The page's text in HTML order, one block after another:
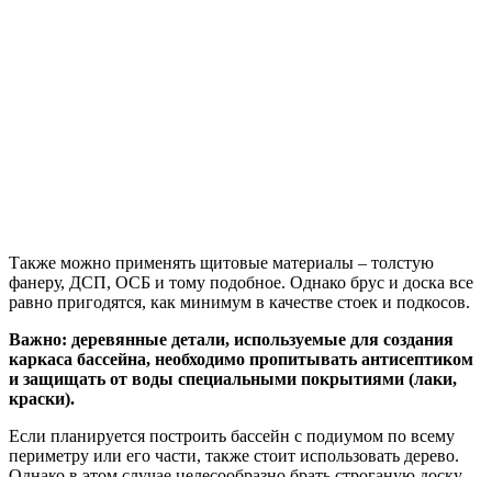
Также можно применять щитовые материалы – толстую
фанеру, ДСП, ОСБ и тому подобное. Однако брус и доска все
равно пригодятся, как минимум в качестве стоек и подкосов.
Важно: деревянные детали, используемые для создания
каркаса бассейна, необходимо пропитывать антисептиком
и защищать от воды специальными покрытиями (лаки,
краски).
Если планируется построить бассейн с подиумом по всему
периметру или его части, также стоит использовать дерево.